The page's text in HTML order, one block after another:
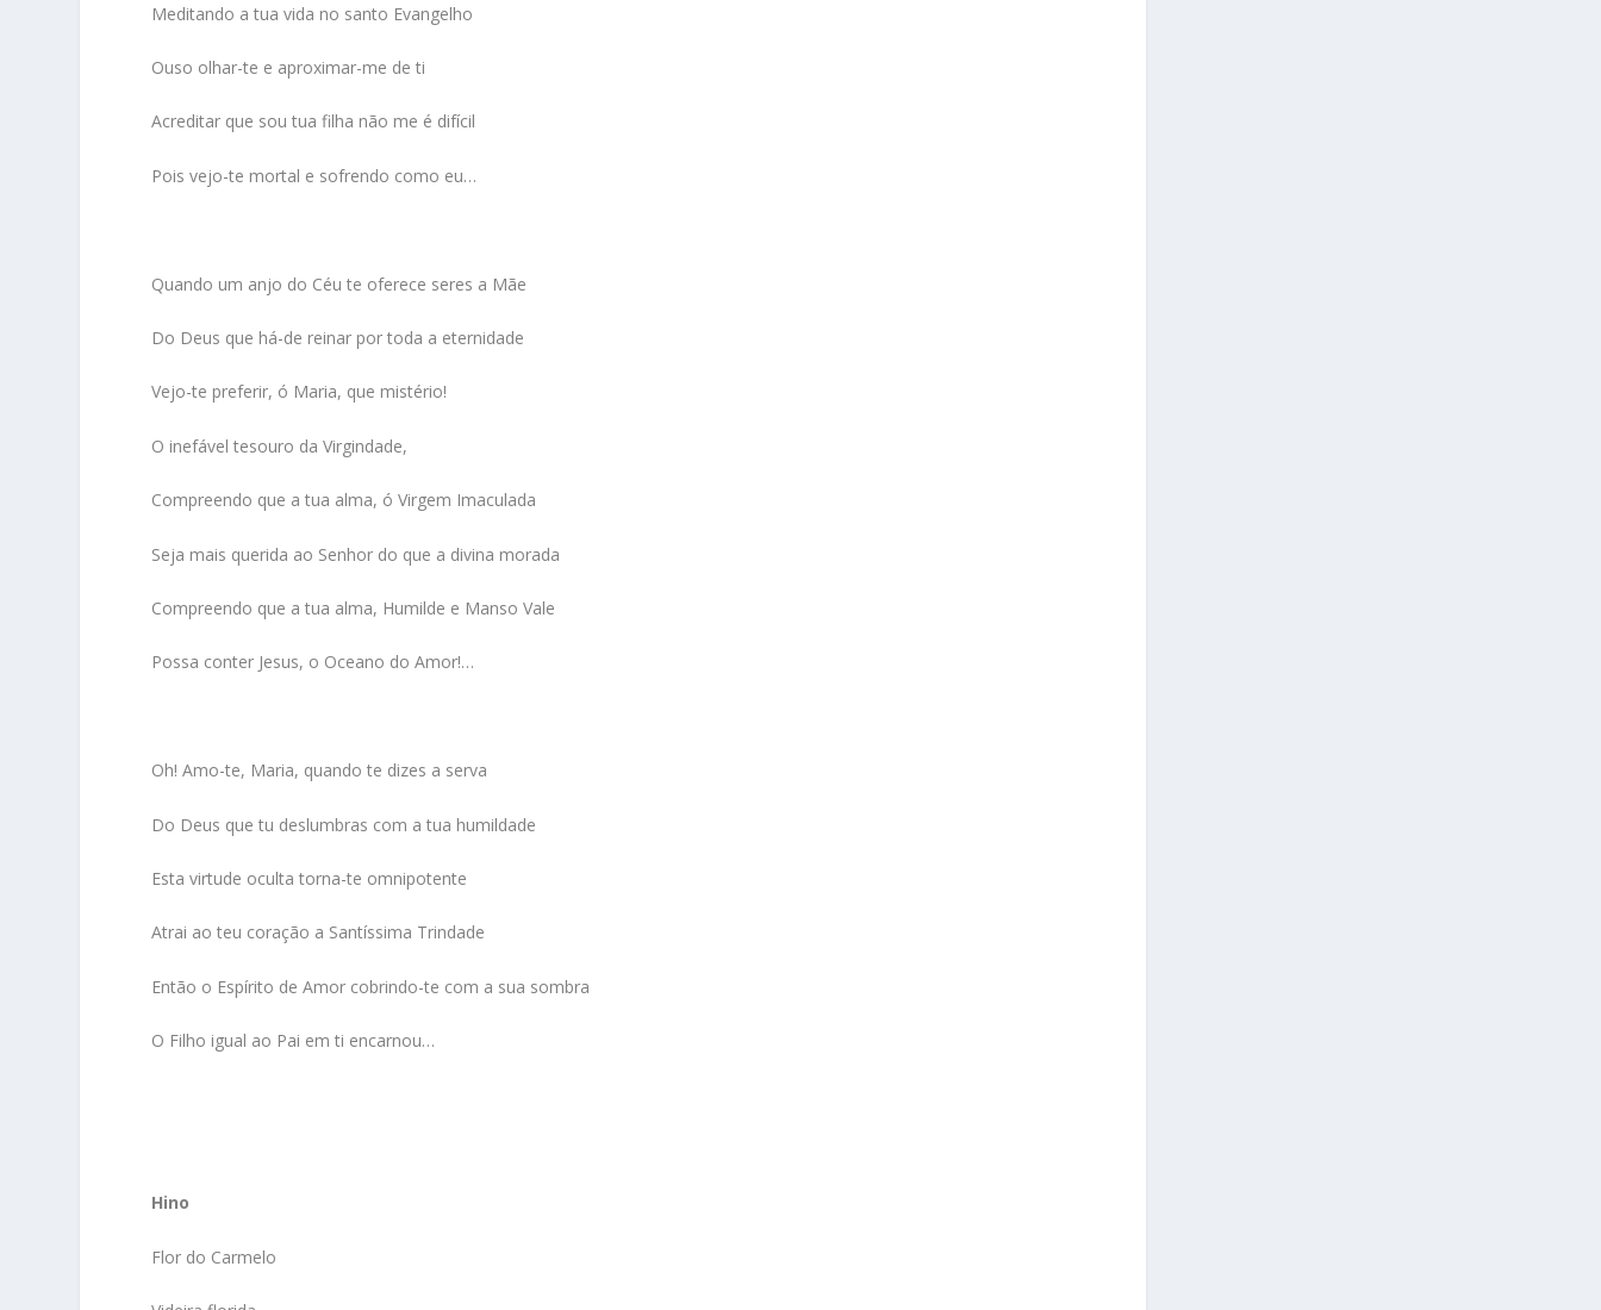
Meditando a tua vida no santo Evangelho
Ouso olhar-te e aproximar-me de ti
Acreditar que sou tua filha não me é difícil
Pois vejo-te mortal e sofrendo como eu…
Quando um anjo do Céu te oferece seres a Mãe
Do Deus que há-de reinar por toda a eternidade
Vejo-te preferir, ó Maria, que mistério!
O inefável tesouro da Virgindade,
Compreendo que a tua alma, ó Virgem Imaculada
Seja mais querida ao Senhor do que a divina morada
Compreendo que a tua alma, Humilde e Manso Vale
Possa conter Jesus, o Oceano do Amor!…
Oh! Amo-te, Maria, quando te dizes a serva
Do Deus que tu deslumbras com a tua humildade
Esta virtude oculta torna-te omnipotente
Atrai ao teu coração a Santíssima Trindade
Então o Espírito de Amor cobrindo-te com a sua sombra
O Filho igual ao Pai em ti encarnou…
Hino
Flor do Carmelo